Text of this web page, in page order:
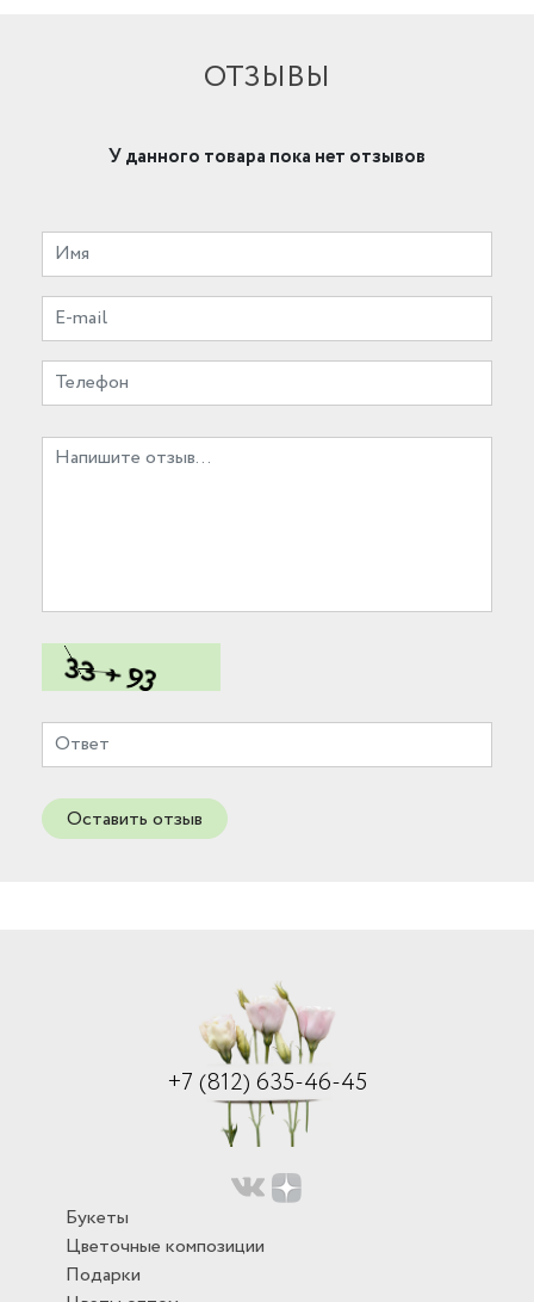
ОТЗЫВЫ
У данного товара пока нет отзывов
Оставить отзыв
+7 (812) 635-46-45
Букеты
Цветочные композиции
Подарки